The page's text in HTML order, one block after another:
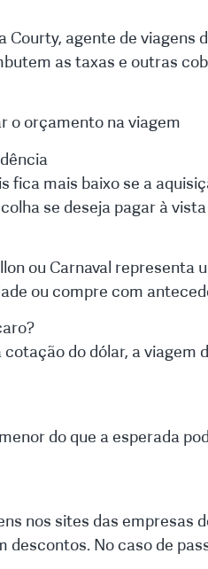
Courty, agente de viagens
as taxas e outras
o orçamento na viagem
fica mais baixo se a
se deseja pagar à
ou Carnaval
ou compre com
do dólar, a
do que a esperada
nos sites das
descontos. No caso de